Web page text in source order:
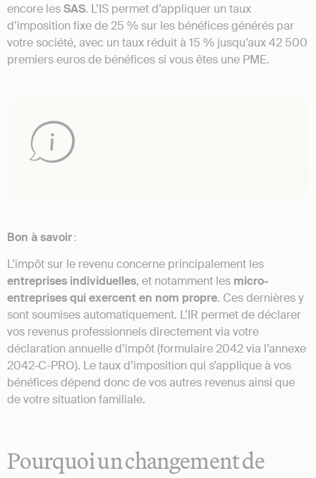
encore lesSAS. L’IS permet d’appliquer un taux
d’imposition fixe de 25 % sur les bénéfices générés par
votre société, avec un taux réduit à 15 % jusqu’aux 42 500
premiers euros de bénéfices si vous êtes une PME.
Bon à savoir :
L’impôt sur le revenu concerne principalement les
entreprises individuelles, et notamment les micro-
entreprises qui exercent en nom propre. Ces dernières y
sont soumises automatiquement. L’IR permet de déclarer
vos revenus professionnels directement via votre
déclaration annuelle d’impôt (formulaire 2042 via l’annexe
2042-C-PRO). Le taux d’imposition qui s’applique à vos
bénéfices dépend donc de vos autres revenus ainsi que
de votre situation familiale.
Pourquoi un changement de